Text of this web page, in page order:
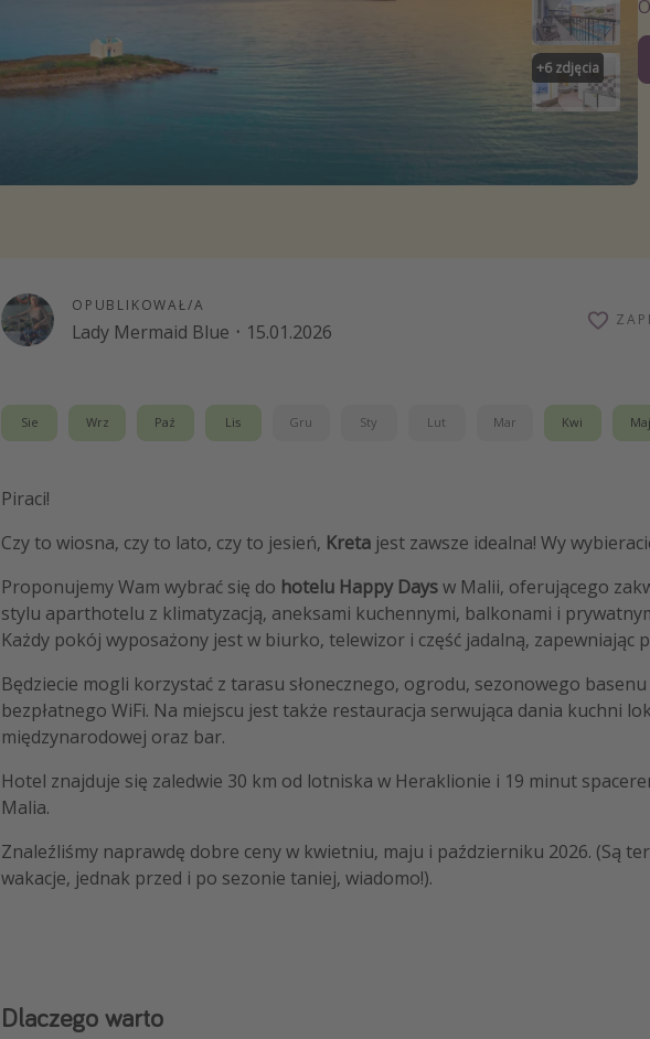
+6 zdjęcia
OPUBLIKOWAŁ/A
Lady Mermaid Blue · 15.01.2026
Sie Wrz Paź Lis Gru Sty Lut Mar Kwi Maj
Piraci!
Czy to wiosna, czy to lato, czy to jesień, Kreta jest zawsze idealna! Wy
Proponujemy Wam wybrać się do hotelu Happy Daysw Malii, oferującego
stylu aparthotelu z klimatyzacją, aneksami kuchennymi, balkonami i
Każdy pokój wyposażony jest w biurko, telewizor i część jadalną, zapewniając
Będziecie mogli korzystać z tarasu słonecznego, ogrodu, sezonowego
bezpłatnego WiFi. Na miejscu jest także restauracja serwująca dania kuchni
międzynarodowej oraz bar.
Hotel znajduje się zaledwie 30 km od lotniska w Heraklionie i 19 minut
Malia.
Znaleźliśmy naprawdę dobre ceny w kwietniu, maju i październiku 2026. (Są
wakacje, jednak przed i po sezonie taniej, wiadomo!).
Dlaczego warto